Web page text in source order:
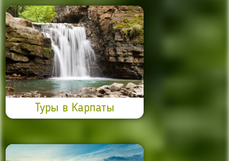
Туры в Карпаты